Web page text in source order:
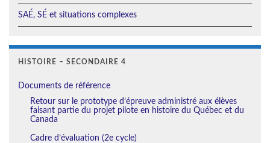
SAÉ, SÉ et situations complexes
HISTOIRE – SECONDAIRE 4
Documents de référence
Retour sur le prototype d’épreuve administré aux élèves
faisant partie du projet pilote en histoire du Québec et du
Canada
Cadre d’évaluation (2e cycle)